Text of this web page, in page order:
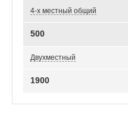
4-х местный общий
500
Двухместный
1900